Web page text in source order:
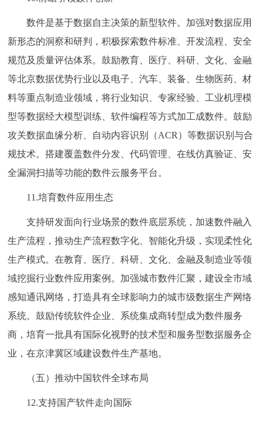
数件是基于数据自主决策的新型软件。加强对数据应用
新形态的洞察和研判，积极探索数件标准、开发流程、安全
规范及质量评估体系。鼓励教育、医疗、科研、文化、金融
等北京数据优势行业以及电子、汽车、装备、生物医药、材
料等重点制造业领域，将行业知识、专家经验、工业机理模
型等数据经大模型训练、软件编程等方式加工成数件。鼓励
攻关数据血缘分析、自动内容识别（ACR）等数据识别与合
规技术。搭建覆盖数件分发、代码管理、在线仿真验证、安
全漏洞扫描等功能的数件云服务平台。
11.培育数件应用生态
支持研发面向行业场景的数件底层系统，加速数件融入
生产流程，推动生产流程数字化、智能化升级，实现柔性化
生产模式。在教育、医疗、科研、文化、金融及制造业等领
域挖掘行业数件应用案例。加强城市数件汇聚，建设全市域
感知通讯网络，打造具有全球影响力的城市级数据生产网络
系统。鼓励传统软件企业、系统集成商转型成为数件服务
商，培育一批具有国际化视野的技术型和服务型数据服务企
业，在京津冀区域建设数件生产基地。
（五）推动中国软件全球布局
12.支持国产软件走向国际